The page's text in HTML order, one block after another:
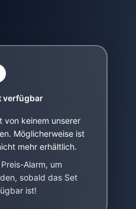
verfügbar
von keinem unserer
Möglicherweise ist
mehr erhältlich.
Alarm, um
sobald das Set
ist!